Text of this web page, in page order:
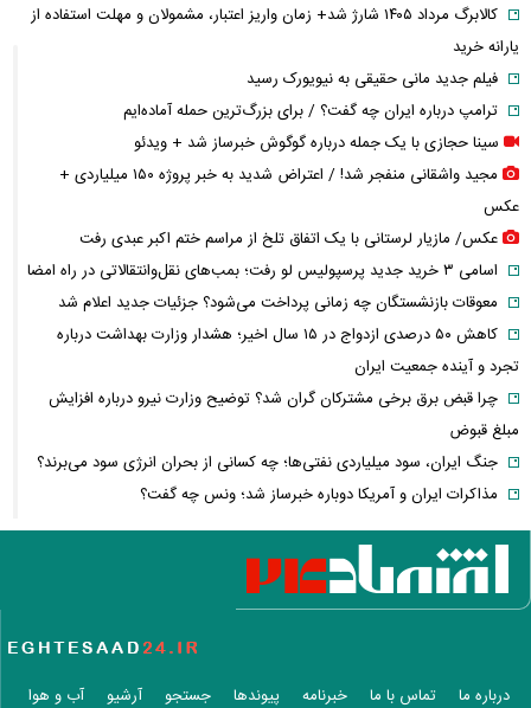
کالابرگ مرداد ۱۴۰۵ شارژ شد+ زمان واریز اعتبار، مشمولان و مهلت استفاده از
یارانه خرید
فیلم جدید مانی حقیقی به نیویورک رسید
ترامپ درباره ایران چه گفت؟ / برای بزرگ‌ترین حمله آماده‌ایم
سینا حجازی با یک جمله درباره گوگوش خبرساز شد + ویدئو
مجید واشقانی منفجر شد! / اعتراض شدید به خبر پروژه ۱۵۰ میلیاردی +
عکس
عکس/ مازیار لرستانی با یک اتفاق تلخ از مراسم ختم اکبر عبدی رفت
اسامی ۳ خرید جدید پرسپولیس لو رفت؛ بمب‌های نقل‌وانتقالاتی در راه امضا
معوقات بازنشستگان چه زمانی پرداخت می‌شود؟ جزئیات جدید اعلام شد
کاهش ۵۰ درصدی ازدواج در ۱۵ سال اخیر؛ هشدار وزارت بهداشت درباره
تجرد و آینده جمعیت ایران
چرا قبض برق برخی مشترکان گران شد؟ توضیح وزارت نیرو درباره افزایش
مبلغ قبوض
جنگ ایران، سود میلیاردی نفتی‌ها؛ چه کسانی از بحران انرژی سود می‌برند؟
مذاکرات ایران و آمریکا دوباره خبرساز شد؛ ونس چه گفت؟
وقتی درمان خصوصی لوکس می‌شود؛ سهم هزینه‌های پزشکی از حقوق مردم
چقدر است؟
بازار سهام جان گرفت؛ نقدینگی چرا دوباره به بورس برگشت؟
وضعیت هواشناسی امروز
درباره ما تماس با ما خبرنامه پیوندها جستجو آرشیو
آب و هوا